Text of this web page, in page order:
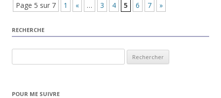
Page 5 sur 7
1 « … 3 4 5 6 7 »
RECHERCHE
POUR ME SUIVRE